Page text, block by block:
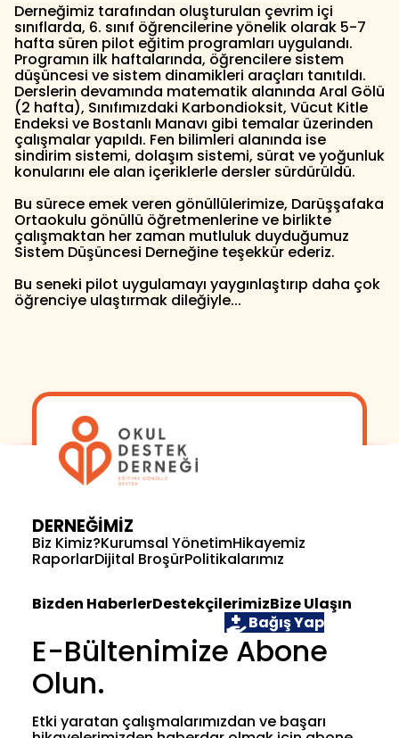
Derneğimiz tarafından oluşturulan çevrim içi
sınıflarda, 6. sınıf öğrencilerine yönelik olarak 5-7
hafta süren pilot eğitim programları uygulandı.
Programın ilk haftalarında, öğrencilere sistem
düşüncesi ve sistem dinamikleri araçları tanıtıldı.
Derslerin devamında matematik alanında Aral Gölü
(2 hafta), Sınıfımızdaki Karbondioksit, Vücut Kitle
Endeksi ve Bostanlı Manavı gibi temalar üzerinden
çalışmalar yapıldı. Fen bilimleri alanında ise
sindirim sistemi, dolaşım sistemi, sürat ve yoğunluk
konularını ele alan içeriklerle dersler sürdürüldü.
Bu sürece emek veren gönüllülerimize, Darüşşafaka
Ortaokulu gönüllü öğretmenlerine ve birlikte
çalışmaktan her zaman mutluluk duyduğumuz
Sistem Düşüncesi Derneğine teşekkür ederiz.
Bu seneki pilot uygulamayı yaygınlaştırıp daha çok
öğrenciye ulaştırmak dileğiyle...
DERNEĞİMİZ
Biz Kimiz?Kurumsal YönetimHikayemiz
RaporlarDijital BroşürPolitikalarımız
Bizden HaberlerDestekçilerimizBize Ulaşın
Bağış Yap
E-Bültenimize Abone
Olun.
Etki yaratan çalışmalarımızdan ve başarı